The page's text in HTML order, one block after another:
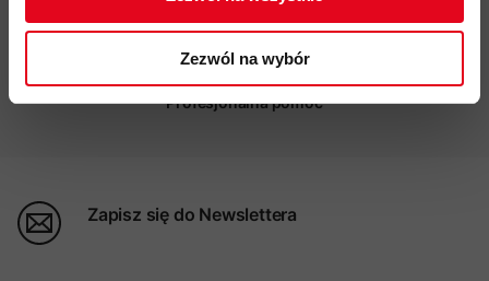
Zezwól na wybór
Profesjonalna pomoc
Zapisz się do Newslettera